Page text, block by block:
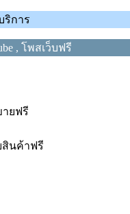
ริการ
, โพสเว็บฟรี
ยฟรี
สินค้าฟรี